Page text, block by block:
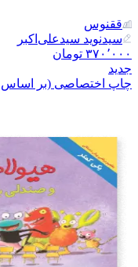
ققنوس
سیدنوید سیدعلی‌اکبر
۳۷۰٬۰۰۰ تومان
جدید
چاپ اختصاصی (بر اساس POD)